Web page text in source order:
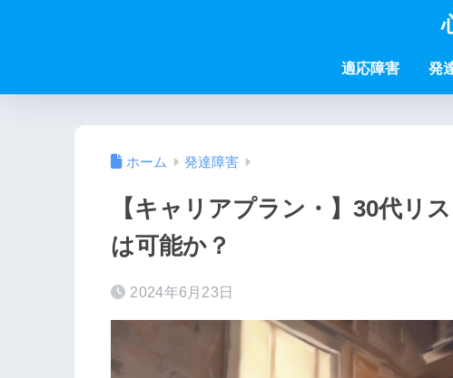
適応障害 発
ホーム 発達障害
【キャリアプラン・】30代リ
は可能か？
2024年6月23日